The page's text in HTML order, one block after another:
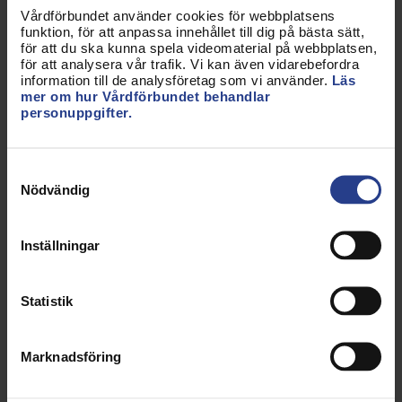
Vårdförbundet använder cookies för webbplatsens
funktion, för att anpassa innehållet till dig på bästa sätt,
för att du ska kunna spela videomaterial på webbplatsen,
för att analysera vår trafik. Vi kan även vidarebefordra
information till de analysföretag som vi använder. Läs
mer om hur Vårdförbundet behandlar
personuppgifter.
Nödvändig
Inställningar
Statistik
Marknadsföring
sändningen i efterhand.
Varmt välkommen!
Se filmen från livesändningen på Youtube
Vårdförbundet - ett förbund i
Kongressen 2018 gav förbundet i uppdrag att
pröva nya sätt att organisera sig. Hur formar vi
Vårdförbundet för att vara relevant, nu och i
har sett ut!